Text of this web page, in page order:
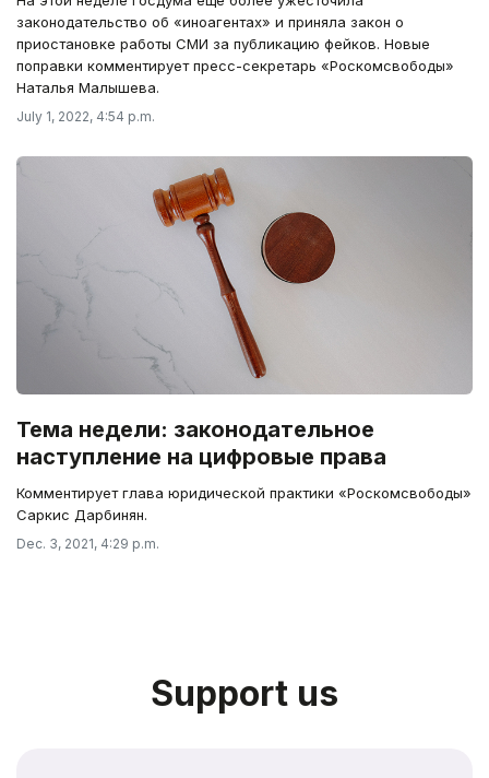
законодательство об «иноагентах» и приняла закон о
приостановке работы СМИ за публикацию фейков. Новые
поправки комментирует пресс-секретарь «Роскомсвободы»
Наталья Малышева.
July 1, 2022, 4:54 p.m.
Тема недели: законодательное
наступление на цифровые права
Комментирует глава юридической практики «Роскомсвободы»
Саркис Дарбинян.
Dec. 3, 2021, 4:29 p.m.
Support us